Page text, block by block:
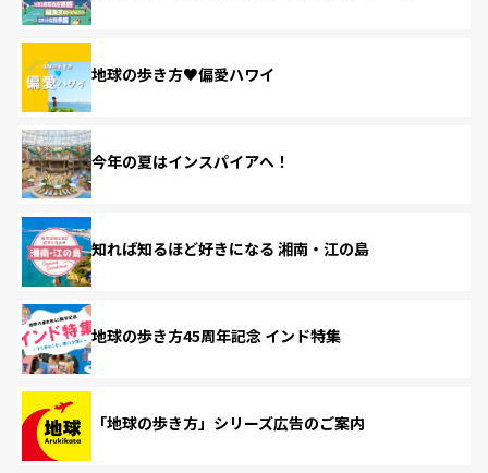
地球の歩き方♥偏愛ハワイ
今年の夏はインスパイアへ！
知れば知るほど好きになる 湘南・江の島
地球の歩き方45周年記念 インド特集
「地球の歩き方」シリーズ広告のご案内